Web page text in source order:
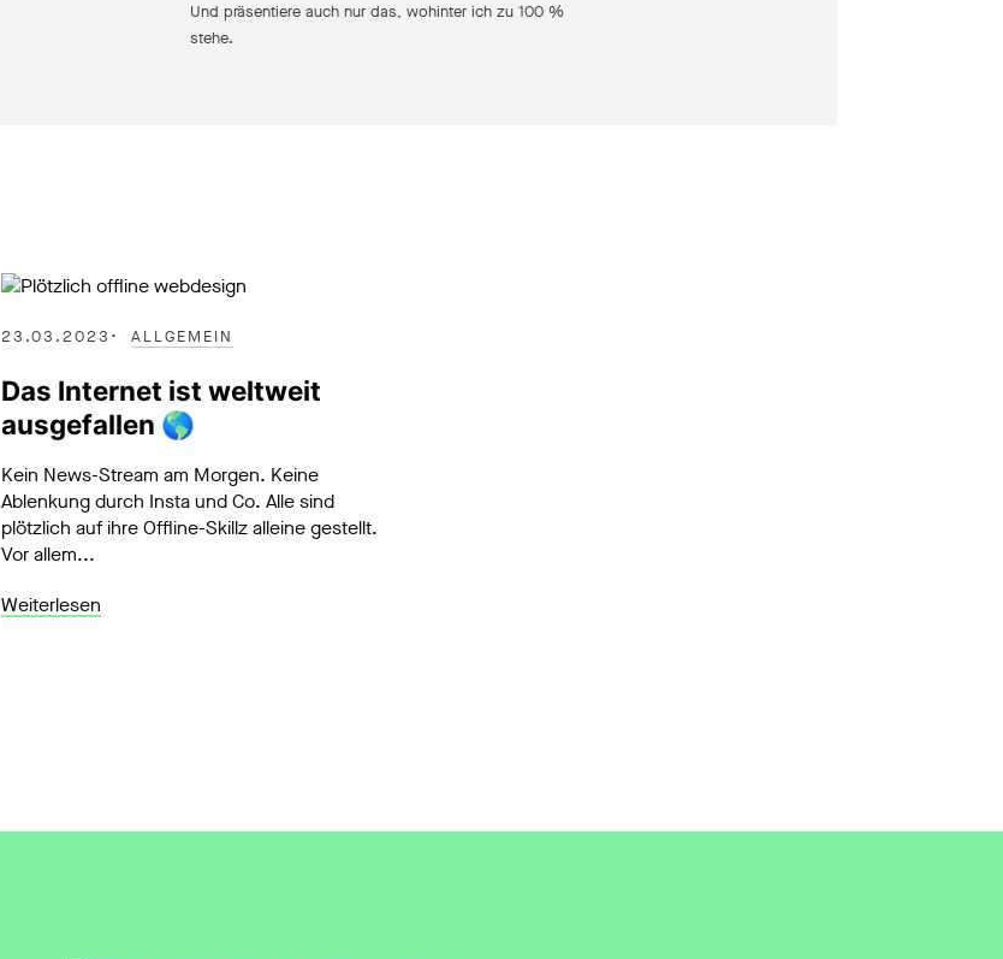
Und präsentiere auch nur das, wohinter ich zu 100 %
stehe.
23.03.2023 ALLGEMEIN
Das Internet ist weltweit
ausgefallen 🌎
Kein News-Stream am Morgen. Keine
Ablenkung durch Insta und Co. Alle sind
plötzlich auf ihre Offline-Skillz alleine gestellt.
Vor allem...
Weiterlesen